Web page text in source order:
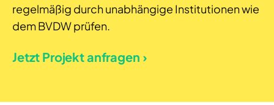
regelmäßig durch unabhängige Institutionen wie
dem BVDW prüfen.
Jetzt Projekt anfragen ›